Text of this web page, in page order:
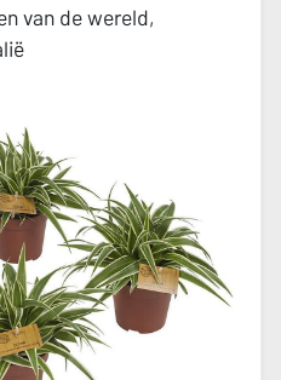
van de wereld,